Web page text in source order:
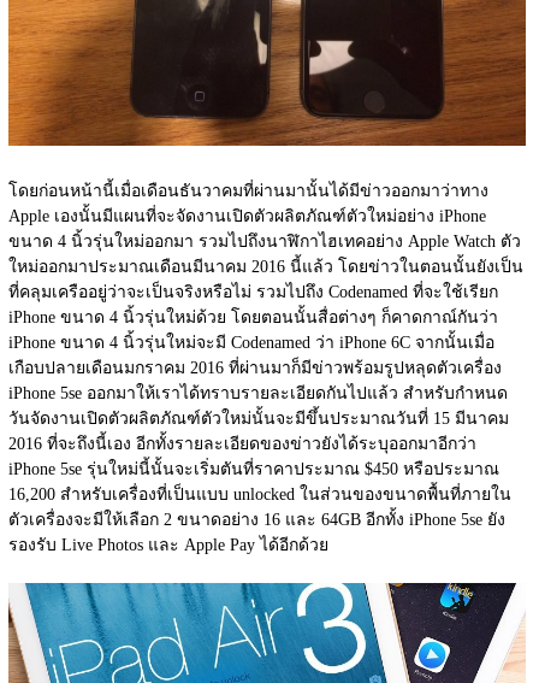
โดยก่อนหน้านี้เมื่อเดือนธันวาคมที่ผ่านมานั้นได้มีข่าวออกมาว่าทาง
Apple เองนั้นมีแผนที่จะจัดงานเปิดตัวผลิตภัณฑ์ตัวใหม่อย่าง iPhone
ขนาด 4 นิ้วรุ่นใหม่ออกมา รวมไปถึงนาฬิกาไฮเทคอย่าง Apple Watch ตัว
ใหม่ออกมาประมาณเดือนมีนาคม 2016 นี้แล้ว โดยข่าวในตอนนั้นยังเป็น
ที่คลุมเครืออยู่ว่าจะเป็นจริงหรือไม่ รวมไปถึง Codenamed ที่จะใช้เรียก
iPhone ขนาด 4 นิ้วรุ่นใหม่ด้วย โดยตอนนั้นสื่อต่างๆ ก็คาดกาณ์กันว่า
iPhone ขนาด 4 นิ้วรุ่นใหม่จะมี Codenamed ว่า iPhone 6C จากนั้นเมื่อ
เกือบปลายเดือนมกราคม 2016 ที่ผ่านมาก็มีข่าวพร้อมรูปหลุดตัวเครื่อง
iPhone 5se ออกมาให้เราได้ทราบรายละเอียดกันไปแล้ว สำหรับกำหนด
วันจัดงานเปิดตัวผลิตภัณฑ์ตัวใหม่นั้นจะมีขึ้นประมาณวันที่ 15 มีนาคม
2016 ที่จะถึงนี้เอง อีกทั้งรายละเอียดของข่าวยังได้ระบุออกมาอีกว่า
iPhone 5se รุ่นใหม่นี้นั้นจะเริ่มตันที่ราคาประมาณ $450 หรือประมาณ
16,200 สำหรับเครื่องที่เป็นแบบ unlocked ในส่วนของขนาดพื้นที่ภายใน
ตัวเครื่องจะมีให้เลือก 2 ขนาดอย่าง 16 และ 64GB อีกทั้ง iPhone 5se ยัง
รองรับ Live Photos และ Apple Pay ได้อีกด้วย